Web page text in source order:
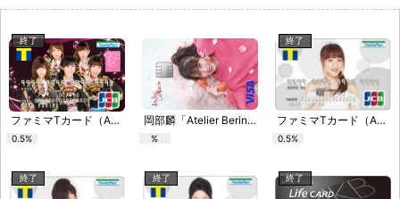
ファミマTカード（AKB48デザイン）
0.5%
終了
岡部麟「Atelier Berin」クラブ
%
ファミマTカード（AKB48グループデザイン）
0.5%
終了
終了 終了 終了